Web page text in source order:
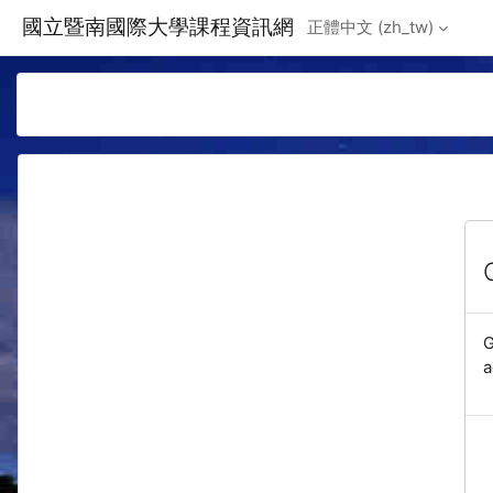
國立暨南國際大學課程資訊網 正體中文 ‎(zh_tw)‎